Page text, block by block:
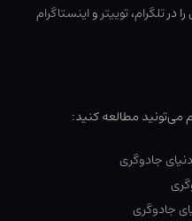
درتلگرام،توییترواینستاگرام
می‌تونید مطالعه کنید:
جادوگری
جادوگری